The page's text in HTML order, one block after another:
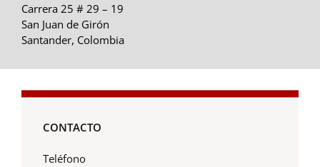
Carrera 25 # 29 – 19
San Juan de Girón
Santander, Colombia
CONTACTO
Teléfono